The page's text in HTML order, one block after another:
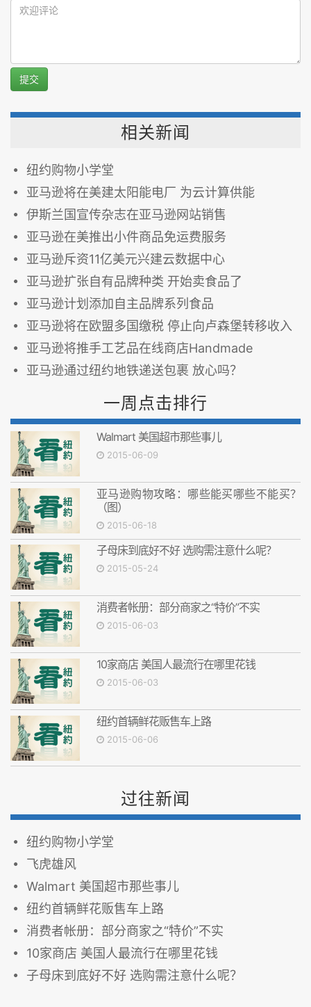
提交
相关新闻
纽约购物小学堂
亚马逊将在美建太阳能电厂 为云计算供能
伊斯兰国宣传杂志在亚马逊网站销售
亚马逊在美推出小件商品免运费服务
亚马逊斥资11亿美元兴建云数据中心
亚马逊扩张自有品牌种类 开始卖食品了
亚马逊计划添加自主品牌系列食品
亚马逊将在欧盟多国缴税 停止向卢森堡转移收入
亚马逊将推手工艺品在线商店Handmade
亚马逊通过纽约地铁递送包裹 放心吗？
一周点击排行
Walmart 美国超市那些事儿
2015-06-09
亚马逊购物攻略：哪些能买哪些不能买？
（图）
2015-06-18
子母床到底好不好 选购需注意什么呢？
2015-05-24
消费者帐册：部分商家之“特价”不实
2015-06-03
10家商店 美国人最流行在哪里花钱
2015-06-03
纽约首辆鲜花贩售车上路
2015-06-06
过往新闻
纽约购物小学堂
飞虎雄风
Walmart 美国超市那些事儿
纽约首辆鲜花贩售车上路
消费者帐册：部分商家之“特价”不实
10家商店 美国人最流行在哪里花钱
子母床到底好不好 选购需注意什么呢？